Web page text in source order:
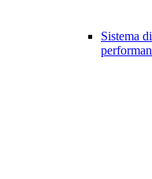
Sistema